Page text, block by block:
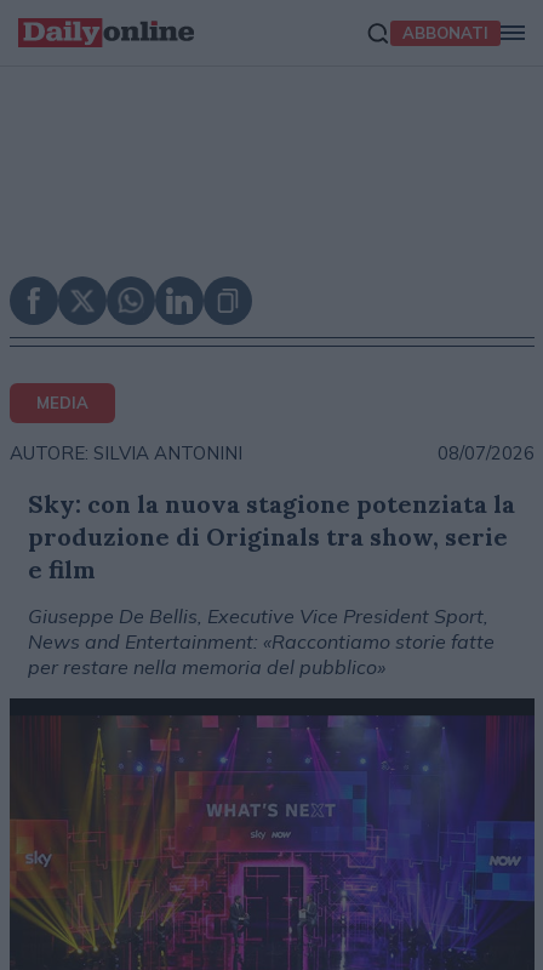
ABBONATI
MEDIA
AUTORE: SILVIA ANTONINI 08/07/2026
Sky: con la nuova stagione potenziata la
produzione di Originals tra show, serie
e film
Giuseppe De Bellis, Executive Vice President Sport,
News and Entertainment: «Raccontiamo storie fatte
per restare nella memoria del pubblico»